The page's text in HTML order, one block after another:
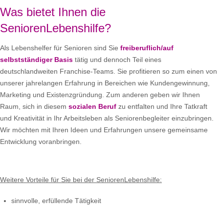
Was bietet Ihnen die
SeniorenLebenshilfe?
Als Lebenshelfer für Senioren sind Sie freiberuflich/auf
selbstständiger Basis tätig und dennoch Teil eines
deutschlandweiten Franchise-Teams. Sie profitieren so zum einen von
unserer jahrelangen Erfahrung in Bereichen wie Kundengewinnung,
Marketing und Existenzgründung. Zum anderen geben wir Ihnen
Raum, sich in diesem sozialen Beruf zu entfalten und Ihre Tatkraft
und Kreativität in Ihr Arbeitsleben als Seniorenbegleiter einzubringen.
Wir möchten mit Ihren Ideen und Erfahrungen unsere gemeinsame
Entwicklung voranbringen.
Weitere Vorteile für Sie bei der SeniorenLebenshilfe:
sinnvolle, erfüllende Tätigkeit